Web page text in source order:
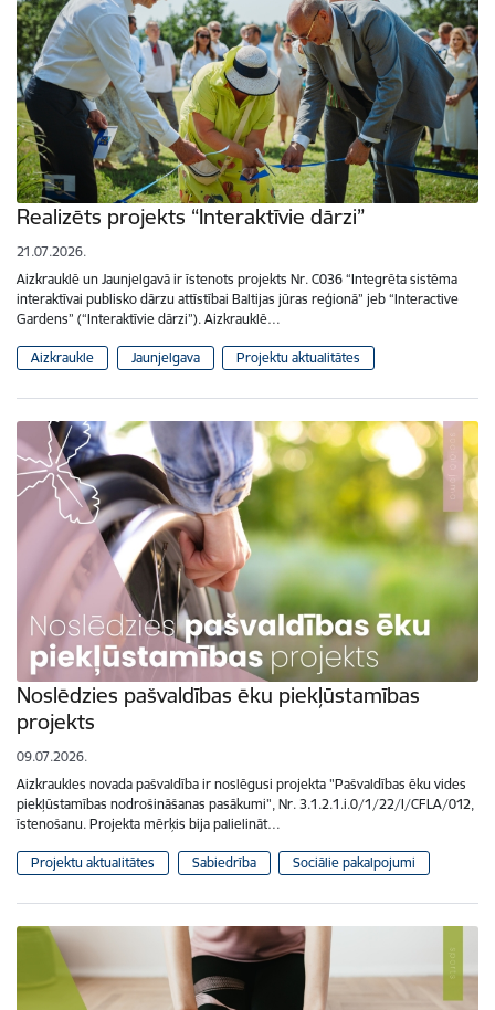
Realizēts projekts “Interaktīvie dārzi”
21.07.2026.
Aizkrauklē un Jaunjelgavā ir īstenots projekts Nr. C036 “Integrēta sistēma
interaktīvai publisko dārzu attīstībai Baltijas jūras reģionā” jeb “Interactive
Gardens” (“Interaktīvie dārzi”). Aizkrauklē…
Aizkraukle Jaunjelgava Projektu aktualitātes
Noslēdzies pašvaldības ēku piekļūstamības
projekts
09.07.2026.
Aizkraukles novada pašvaldība ir noslēgusi projekta "Pašvaldības ēku vides
piekļūstamības nodrošināšanas pasākumi", Nr. 3.1.2.1.i.0/1/22/I/CFLA/012,
īstenošanu. Projekta mērķis bija palielināt…
Projektu aktualitātes Sabiedrība Sociālie pakalpojumi